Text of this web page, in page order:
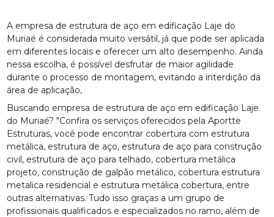
A empresa de estrutura de aço em edificação Laje do
Muriaé é considerada muito versátil, já que pode ser aplicada
em diferentes locais e oferecer um alto desempenho. Ainda
nessa escolha, é possível desfrutar de maior agilidade
durante o processo de montagem, evitando a interdição da
área de aplicação,
Buscando empresa de estrutura de aço em edificação Laje
do Muriaé? "Confira os serviços oferecidos pela Aportte
Estruturas, você pode encontrar cobertura com estrutura
metálica, estrutura de aço, estrutura de aço para construção
civil, estrutura de aço para telhado, cobertura metálica
projeto, construção de galpão metálico, cobertura estrutura
metalica residencial e estrutura metálica cobertura, entre
outras alternativas. Tudo isso graças a um grupo de
profissionais qualificados e especializados no ramo, além de